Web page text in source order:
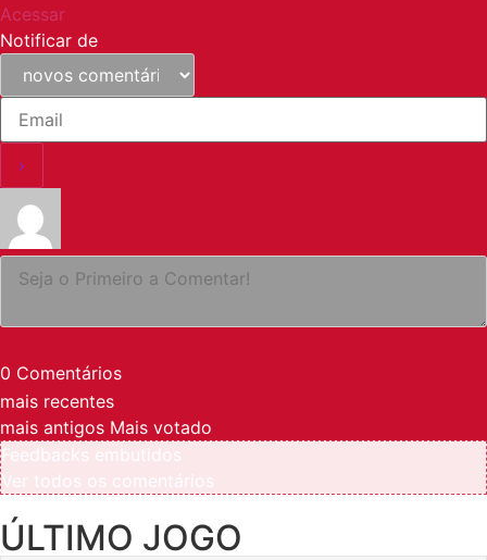
Acessar
Notificar de
0 Comentários
mais recentes
mais antigos Mais votado
ÚLTIMO JOGO